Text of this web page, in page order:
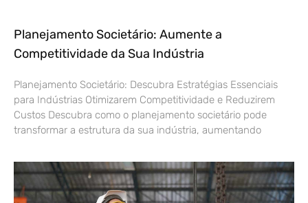
Planejamento Societário: Aumente a
Competitividade da Sua Indústria
Planejamento Societário: Descubra Estratégias Essenciais
para Indústrias Otimizarem Competitividade e Reduzirem
Custos Descubra como o planejamento societário pode
transformar a estrutura da sua indústria, aumentando